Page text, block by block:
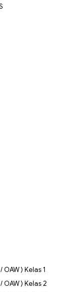
OAW ) Kelas 1
OAW ) Kelas 2